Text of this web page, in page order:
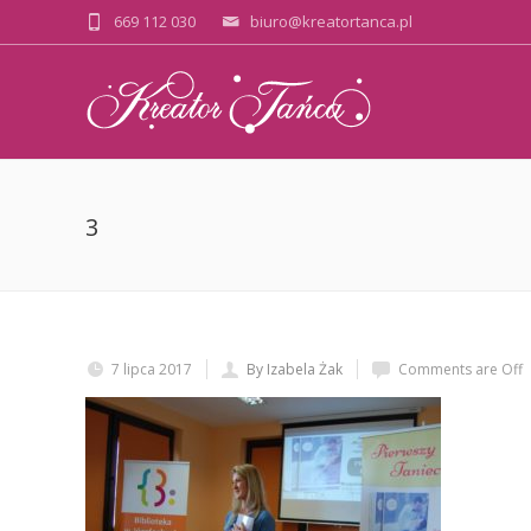
biuro@kreatortanca.pl
669 112 030
3
7 lipca 2017 By Izabela Żak Comments are Off